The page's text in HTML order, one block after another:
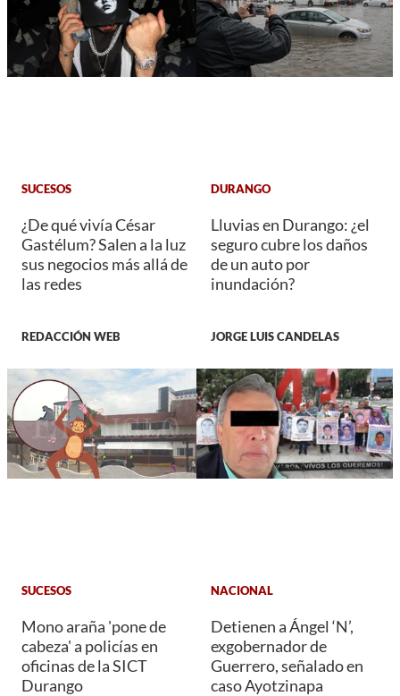
SUCESOS
¿De qué vivía César
Gastélum? Salen a la luz
sus negocios más allá de
las redes
REDACCIÓN WEB
DURANGO
Lluvias en Durango: ¿el
seguro cubre los daños
de un auto por
inundación?
JORGE LUIS CANDELAS
SUCESOS
Mono araña 'pone de
cabeza' a policías en
oficinas de la SICT
Durango
NACIONAL
Detienen a Ángel ‘N’,
exgobernador de
Guerrero, señalado en
caso Ayotzinapa